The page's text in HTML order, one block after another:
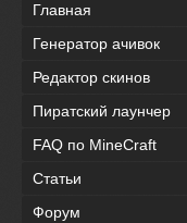
Главная
Генератор ачивок
Редактор скинов
Пиратский лаунчер
FAQ по MineCraft
Статьи
Форум